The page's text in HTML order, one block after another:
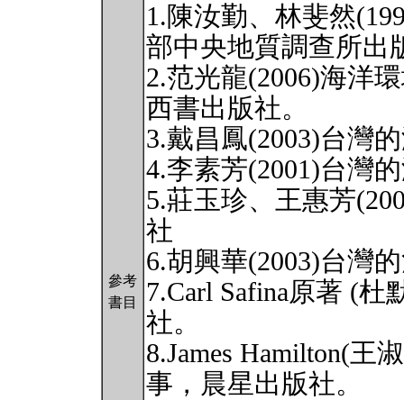
參考
書目
1.陳汝勤、林斐然
部中央地質調查所出
2.范光龍(2006)海洋
西書出版社。
3.戴昌鳳(2003)台灣
4.李素芳(2001)台灣
5.莊玉珍、王惠芳
社
6.胡興華(2003)台灣
7.Carl Safina原著 (
社。
8.James Hamilton(王
事，晨星出版社。